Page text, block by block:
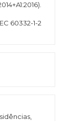
60332-1-2